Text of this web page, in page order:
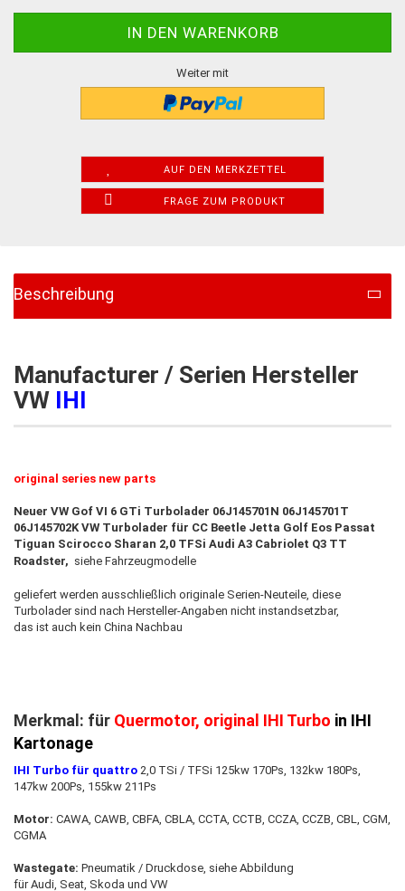
Weiter mit
AUF DEN MERKZETTEL
FRAGE ZUM PRODUKT
Beschreibung
Manufacturer / Serien Hersteller
VW IHI
original series new parts
Neuer VW Gof VI 6 GTi Turbolader 06J145701N 06J145701T
06J145702K VW Turbolader für CC Beetle Jetta Golf Eos Passat
Tiguan Scirocco Sharan 2,0 TFSi Audi A3 Cabriolet Q3 TT
Roadster, siehe Fahrzeugmodelle
geliefert werden ausschließlich originale Serien-Neuteile, diese
Turbolader sind nach Hersteller-Angaben nicht instandsetzbar,
das ist auch kein China Nachbau
Merkmal: für Quermotor, original IHI Turbo in IHI
Kartonage
IHI Turbo für quattro 2,0 TSi / TFSi 125kw 170Ps, 132kw 180Ps,
147kw 200Ps, 155kw 211Ps
Motor: CAWA, CAWB, CBFA, CBLA, CCTA, CCTB, CCZA, CCZB, CBL, CGM,
CGMA
Wastegate: Pneumatik / Druckdose, siehe Abbildung
für Audi, Seat, Skoda und VW